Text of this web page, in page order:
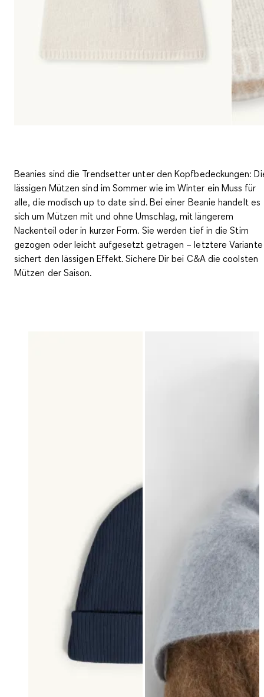
Beanies sind die Trendsetter unter den Kopfbedeckungen:
lässigen Mützen sind im Sommer wie im Winter ein Muss für
alle, die modisch up to date sind. Bei einer Beanie handelt es
sich um Mützen mit und ohne Umschlag, mit längerem
Nackenteil oder in kurzer Form. Sie werden tief in die Stirn
gezogen oder leicht aufgesetzt getragen – letztere Variante
sichert den lässigen Effekt. Sichere Dir bei C&A die coolsten
Mützen der Saison.